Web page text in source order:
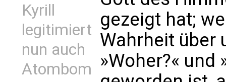
Kyrill
legitimiert
nun auch
Atombom
gezeigt hat;
Wahrheit über
»Woher?« und